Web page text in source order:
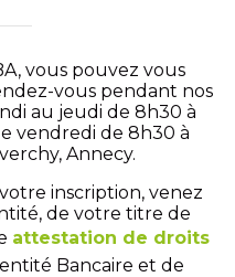
vous pouvez vous
vous pendant nos
au jeudi de 8h30 à
vendredi de 8h30 à
Annecy.
inscription, venez
de votre titre de
attestation de droits
Bancaire et de